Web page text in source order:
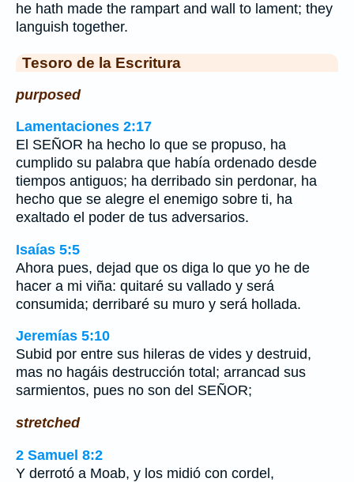
he hath made the rampart and wall to lament; they
languish together.
Tesoro de la Escritura
purposed
Lamentaciones 2:17
El SEÑOR ha hecho lo que se propuso, ha
cumplido su palabra que había ordenado desde
tiempos antiguos; ha derribado sin perdonar, ha
hecho que se alegre el enemigo sobre ti, ha
exaltado el poder de tus adversarios.
Isaías 5:5
Ahora pues, dejad que os diga lo que yo he de
hacer a mi viña: quitaré su vallado y será
consumida; derribaré su muro y será hollada.
Jeremías 5:10
Subid por entre sus hileras de vides y destruid,
mas no hagáis destrucción total; arrancad sus
sarmientos, pues no son del SEÑOR;
stretched
2 Samuel 8:2
Y derrotó a Moab, y los midió con cordel,